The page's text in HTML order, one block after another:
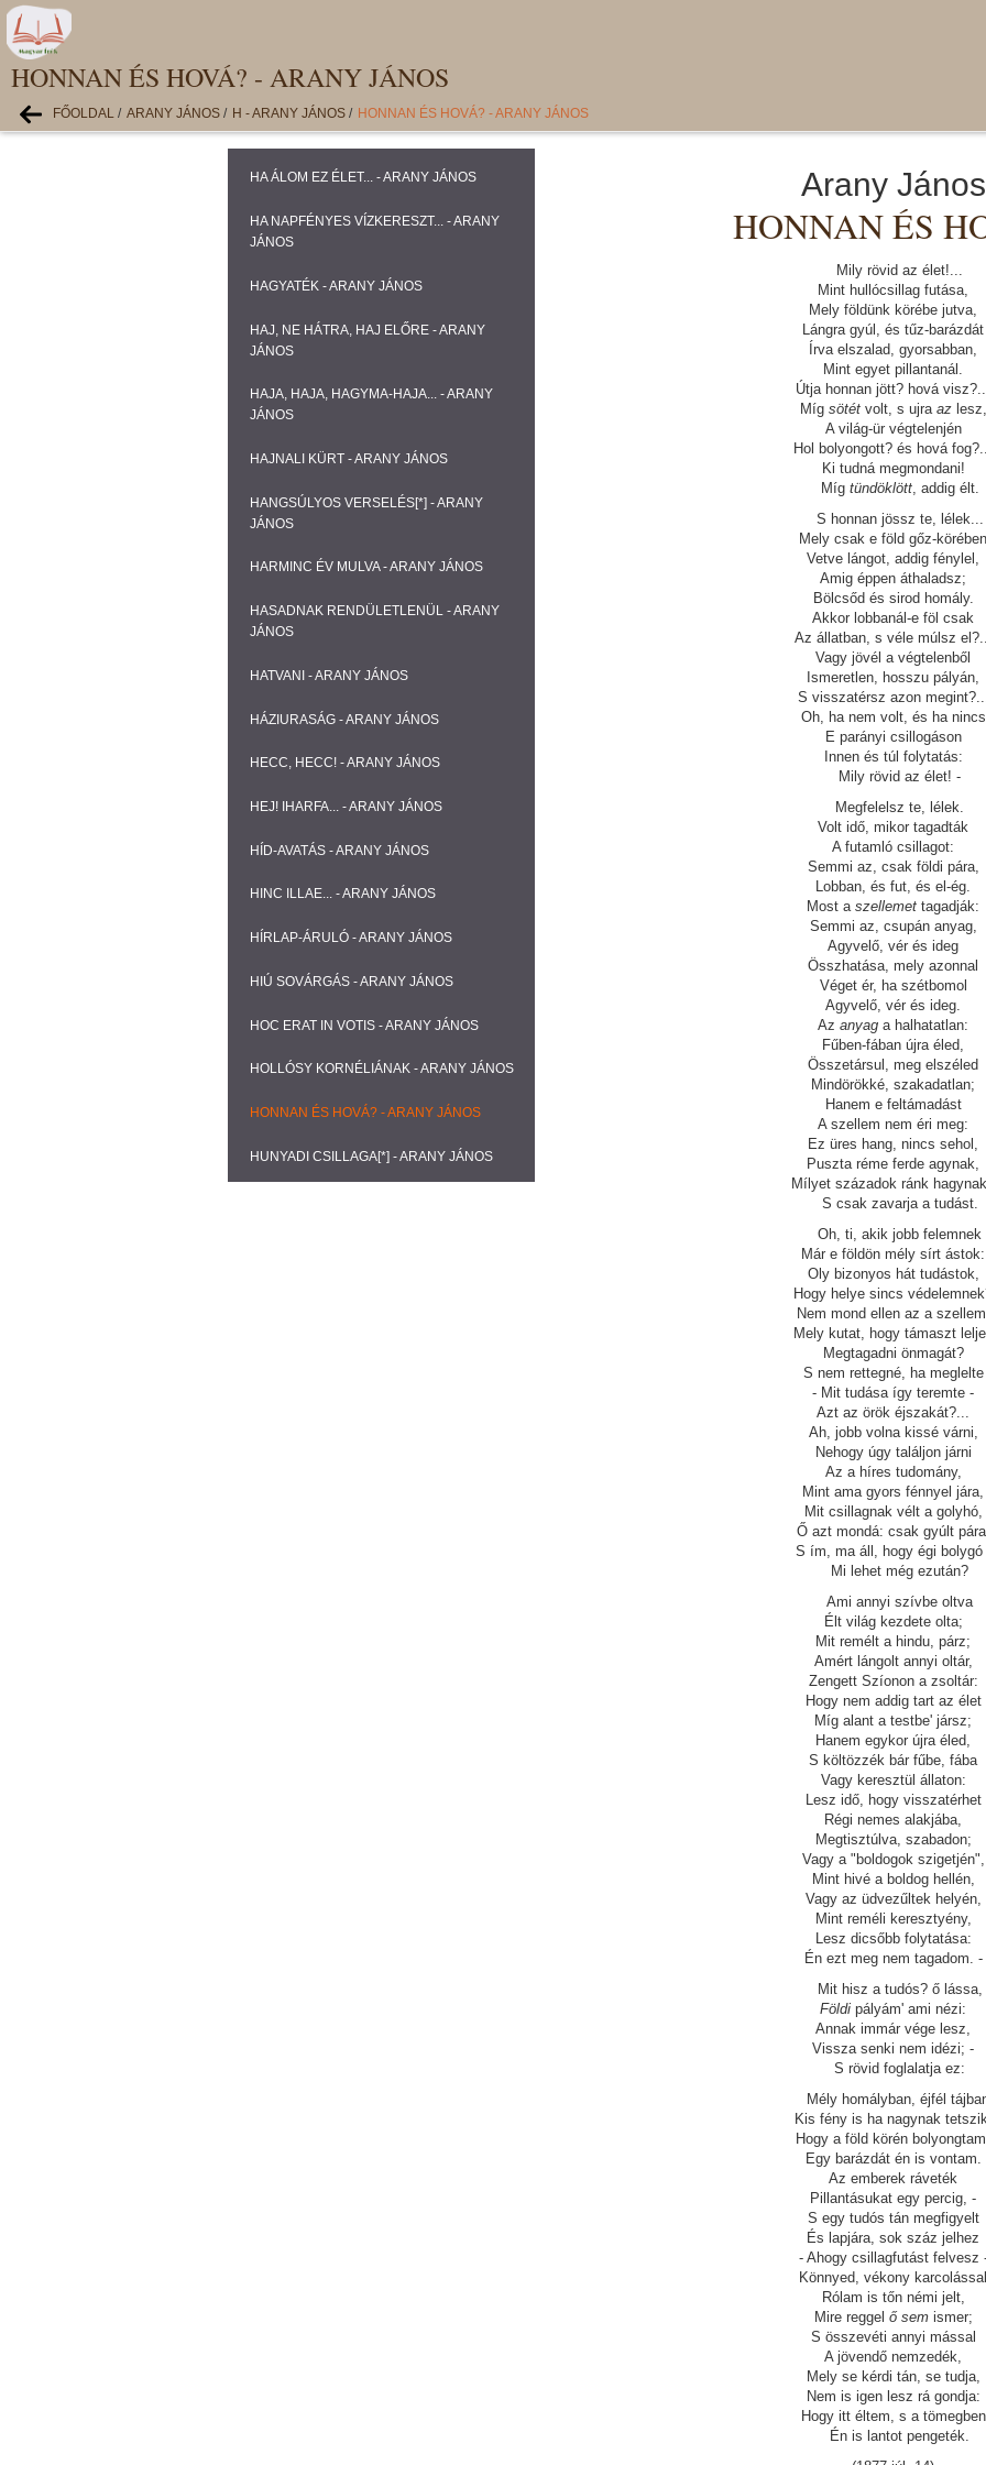
HONNAN ÉS HOVÁ? - ARANY JÁNOS
FŐOLDAL / ARANY JÁNOS / H - ARANY JÁNOS / HONNAN ÉS HOVÁ? - ARANY JÁNOS
HA ÁLOM EZ ÉLET... - ARANY JÁNOS
HA NAPFÉNYES VÍZKERESZT... - ARANY
JÁNOS
HAGYATÉK - ARANY JÁNOS
HAJ, NE HÁTRA, HAJ ELŐRE - ARANY
JÁNOS
HAJA, HAJA, HAGYMA-HAJA... - ARANY
JÁNOS
HAJNALI KÜRT - ARANY JÁNOS
HANGSÚLYOS VERSELÉS[*] - ARANY
JÁNOS
HARMINC ÉV MULVA - ARANY JÁNOS
HASADNAK RENDÜLETLENÜL - ARANY
JÁNOS
HATVANI - ARANY JÁNOS
HÁZIURASÁG - ARANY JÁNOS
HECC, HECC! - ARANY JÁNOS
HEJ! IHARFA... - ARANY JÁNOS
HÍD-AVATÁS - ARANY JÁNOS
HINC ILLAE... - ARANY JÁNOS
HÍRLAP-ÁRULÓ - ARANY JÁNOS
HIÚ SOVÁRGÁS - ARANY JÁNOS
HOC ERAT IN VOTIS - ARANY JÁNOS
HOLLÓSY KORNÉLIÁNAK - ARANY JÁNOS
HONNAN ÉS HOVÁ? - ARANY JÁNOS
HUNYADI CSILLAGA[*] - ARANY JÁNOS
Arany János
HONNAN ÉS
Mily rövid az élet!...
Mint hullócsillag futása,
Mely földünk körébe jutva,
Lángra gyúl, és tűz-barázdát
Írva elszalad, gyorsabban,
Mint egyet pillantanál.
Útja honnan jött? hová
Míg sötétvolt, s ujra azlesz,
A világ-ür végtelenjén
Hol bolyongott? és hová
Ki tudná megmondani!
Míg tündöklött, addig élt.
S honnan jössz te, lélek...
Mely csak e föld gőz-körében
Vetve lángot, addig fénylel,
Amig éppen áthaladsz;
Bölcsőd és sirod homály.
Akkor lobbanál-e föl csak
Az állatban, s véle múlsz
Vagy jövél a végtelenből
Ismeretlen, hosszu pályán,
S visszatérsz azon
Oh, ha nem volt, és ha nincs
E parányi csillogáson
Innen és túl folytatás:
Mily rövid az élet! -
Megfelelsz te, lélek.
Volt idő, mikor tagadták
A futamló csillagot:
Semmi az, csak földi pára,
Lobban, és fut, és el-ég.
Most a szellemet tagadják:
Semmi az, csupán anyag,
Agyvelő, vér és ideg
Összhatása, mely azonnal
Véget ér, ha szétbomol
Agyvelő, vér és ideg.
Az anyag a halhatatlan:
Fűben-fában újra éled,
Összetársul, meg elszéled
Mindörökké, szakadatlan;
Hanem e feltámadást
A szellem nem éri meg:
Ez üres hang, nincs sehol,
Puszta réme ferde agynak,
Mílyet századok ránk
S csak zavarja a tudást.
Oh, ti, akik jobb felemnek
Már e földön mély sírt ástok:
Oly bizonyos hát tudástok,
Hogy helye sincs
Nem mond ellen az a
Mely kutat, hogy támaszt
Megtagadni önmagát?
S nem rettegné, ha meglelte
- Mit tudása így teremte -
Azt az örök éjszakát?...
Ah, jobb volna kissé várni,
Nehogy úgy találjon járni
Az a híres tudomány,
Mint ama gyors fénnyel jára,
Mit csillagnak vélt a golyhó,
Ő azt mondá: csak gyúlt
S ím, ma áll, hogy égi bolygó
Mi lehet még ezután?
Ami annyi szívbe oltva
Élt világ kezdete olta;
Mit remélt a hindu, párz;
Amért lángolt annyi oltár,
Zengett Szíonon a zsoltár:
Hogy nem addig tart az élet
Míg alant a testbe' jársz;
Hanem egykor újra éled,
S költözzék bár fűbe, fába
Vagy keresztül állaton:
Lesz idő, hogy visszatérhet
Régi nemes alakjába,
Megtisztúlva, szabadon;
Vagy a "boldogok szigetjén",
Mint hivé a boldog hellén,
Vagy az üdvezűltek helyén,
Mint reméli keresztyény,
Lesz dicsőbb folytatása:
Én ezt meg nem tagadom. -
Mit hisz a tudós? ő lássa,
Földi pályám' ami nézi:
Annak immár vége lesz,
Vissza senki nem idézi; -
S rövid foglalatja ez:
Mély homályban, éjfél
Kis fény is ha nagynak
Hogy a föld körén
Egy barázdát én is vontam.
Az emberek ráveték
Pillantásukat egy percig, -
S egy tudós tán megfigyelt
És lapjára, sok száz jelhez
- Ahogy csillagfutást felvesz
Könnyed, vékony karcolással
Rólam is tőn némi jelt,
Mire reggel ő semismer;
S összevéti annyi mással
A jövendő nemzedék,
Mely se kérdi tán, se tudja,
Nem is igen lesz rá gondja:
Hogy itt éltem, s a tömegben
Én is lantot pengeték.